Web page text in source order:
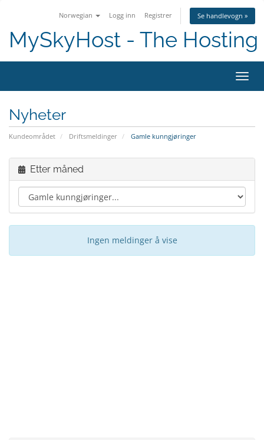
Norwegian Logg inn Registrer Se handlevogn »
MySkyHost - The Hosting
Bytt
Nyheter
Kundeområdet Driftsmeldinger Gamle kunngjøringer
Etter måned
Ingen meldinger å vise